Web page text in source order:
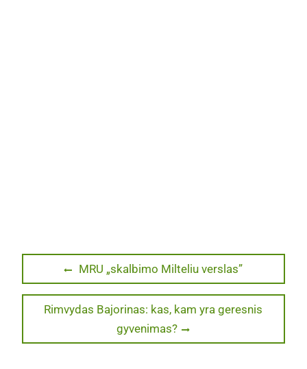
Navigacija
tarp
įrašų
Previous
post:
MRU „skalbimo Milteliu verslas”
Next
Rimvydas Bajorinas: kas, kam yra geresnis
gyvenimas?